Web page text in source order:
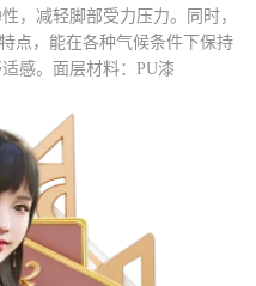
，减轻脚部受力压力。同时，
点，能在各种气候条件下保持
感。面层材料：PU漆